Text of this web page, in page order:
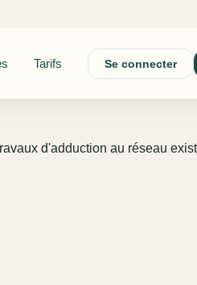
Tarifs Se connecter
d'adduction au réseau